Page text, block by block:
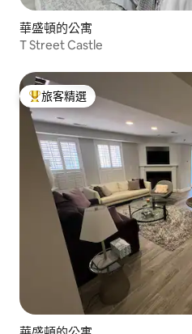
華盛頓的公寓
T Street Castle
旅客精選榜首
旅客精選